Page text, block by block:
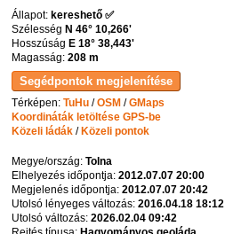
Állapot: kereshető ✅
Szélesség N 46° 10,266'
Hosszúság E 18° 38,443'
Magasság:208 m
Térképen:TuHu /OSM /GMaps
Koordináták letöltése GPS-be
Közeli ládák / Közeli pontok
Megye/ország:Tolna
Elhelyezés időpontja:2012.07.07 20:00
Megjelenés időpontja:2012.07.07 20:42
Utolsó lényeges változás:2016.04.18 18:12
Utolsó változás:2026.02.04 09:42